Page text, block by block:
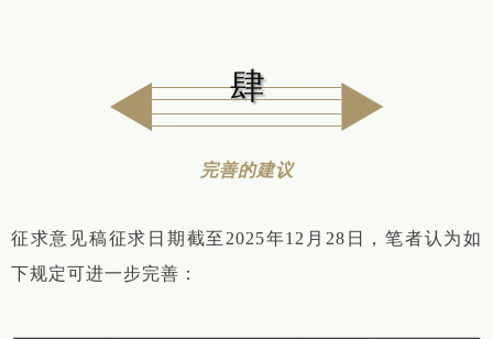
肆
完善的建议
征求意见稿征求日期截至2025年12月28日，笔者认为如
下规定可进一步完善：